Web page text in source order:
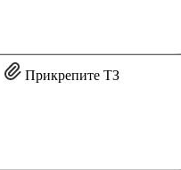
Прикрепите ТЗ